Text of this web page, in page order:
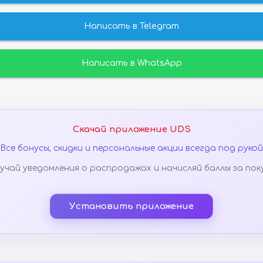
Написать в Telegram
Написать в WhatsApp
Скачай приложение UDS
Все бонусы, скидки и персональные акции всегда под рукой
уведомления о распродажах и начисляй баллы за
Установить приложение